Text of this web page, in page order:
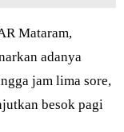
Mataram,
adanya
jam lima sore,
besok pagi